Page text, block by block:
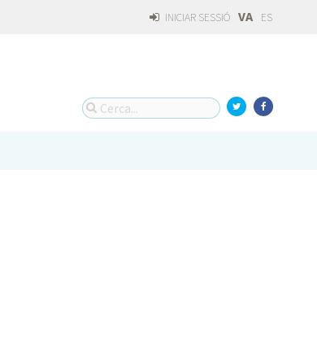
INICIAR SESSIÓ VA ES